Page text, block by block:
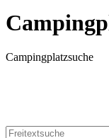
Campingplatzsuche